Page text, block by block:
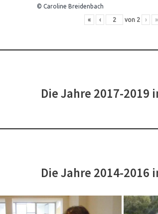
© Caroline Breidenbach
« ‹ von 2 › »
Die Jahre 2017-2019
Die Jahre 2014-2016